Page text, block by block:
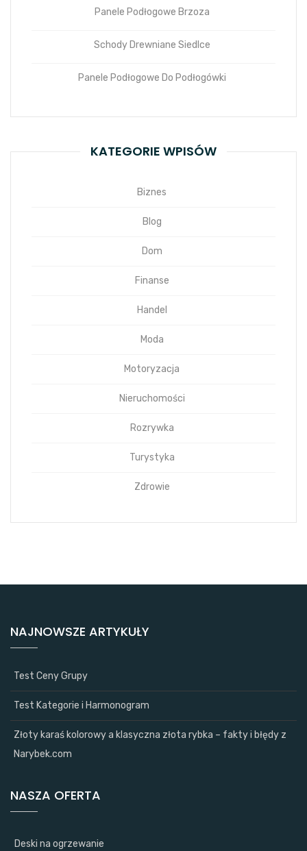
Panele Podłogowe Brzoza
Schody Drewniane Siedlce
Panele Podłogowe Do Podłogówki
KATEGORIE WPISÓW
Biznes
Blog
Dom
Finanse
Handel
Moda
Motoryzacja
Nieruchomości
Rozrywka
Turystyka
Zdrowie
NAJNOWSZE ARTYKUŁY
Test Ceny Grupy
Test Kategorie i Harmonogram
Złoty karaś kolorowy a klasyczna złota rybka – fakty i błędy z
Narybek.com
NASZA OFERTA
Deski na ogrzewanie